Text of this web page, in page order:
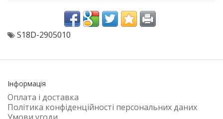
S18D-2905010
Інформація
Оплата і доставка
Політика конфіденційності персональних даних